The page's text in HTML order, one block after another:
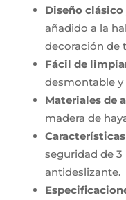
Diseño
añadido a la
decoración de
Fácil de
desmontable y
Materiales de
madera de
seguridad de
antideslizante.